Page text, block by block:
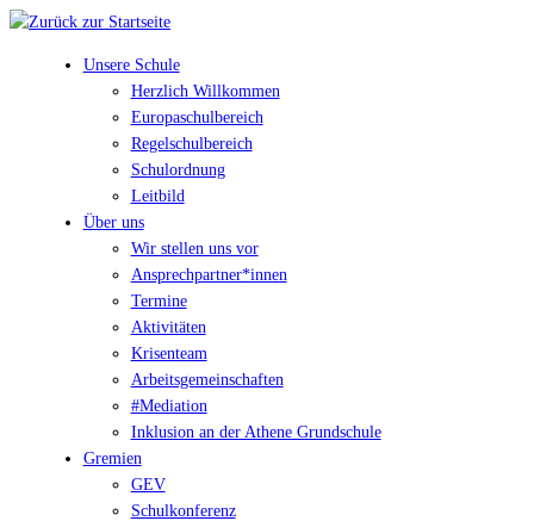
Unsere Schule
Herzlich Willkommen
Europaschulbereich
Regelschulbereich
Schulordnung
Leitbild
Über uns
Wir stellen uns vor
Ansprechpartner*innen
Termine
Aktivitäten
Krisenteam
Arbeitsgemeinschaften
#Mediation
Inklusion an der Athene Grundschule
Gremien
GEV
Schulkonferenz